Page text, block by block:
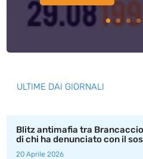
ULTIME DAI GIORNALI
Blitz antimafia tra
di chi ha denunciato con il
20 Aprile 2026